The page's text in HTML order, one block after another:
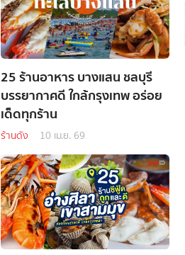
25 ร้านอาหาร บางแสน ชลบุรี
บรรยากาศดี ใกล้กรุงเทพ อร่อย
เด็ดทุกร้าน
ร้านดัง 10 เม.ย. 69